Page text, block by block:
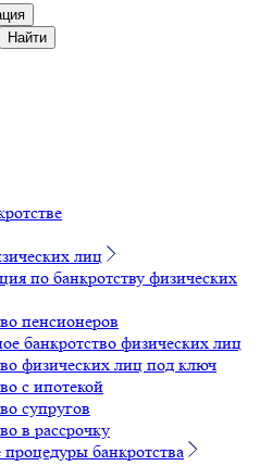
Найти
лиц
по банкротству физических
пенсионеров
банкротство физических лиц
физических лиц под ключ
с ипотекой
супругов
в рассрочку
банкротства